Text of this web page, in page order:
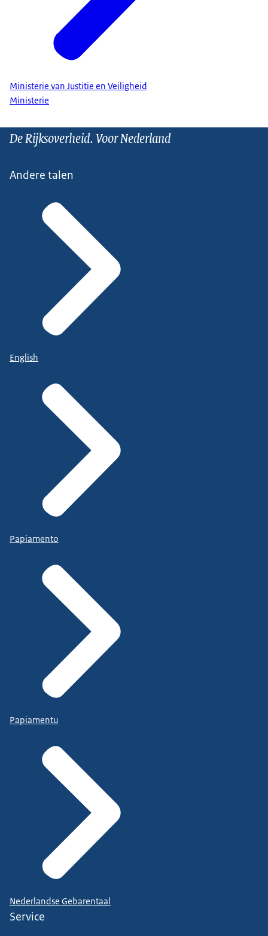
Ministerie van Justitie en Veiligheid
Ministerie
De Rijksoverheid. Voor Nederland
Andere talen
English
Papiamento
Papiamentu
Nederlandse Gebarentaal
Service